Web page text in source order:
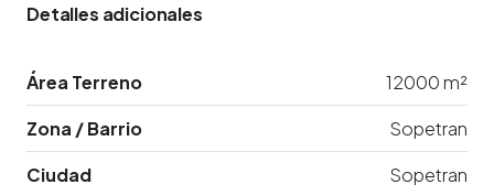
Detalles adicionales
Área Terreno
12000 m²
Zona / Barrio
Sopetran
Ciudad
Sopetran